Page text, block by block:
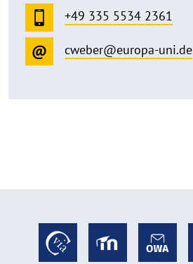
+49 335 5534 2361
cweber@europa-uni.de